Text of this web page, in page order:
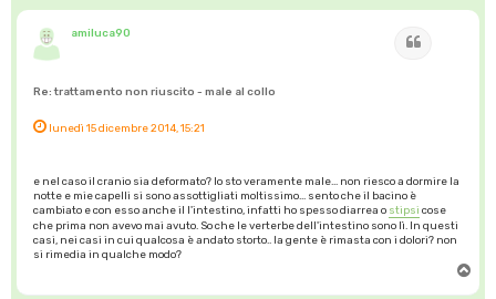
amiluca90
Re: trattamento non riuscito - male al collo
lunedì 15 dicembre 2014, 15:21
e nel caso il cranio sia deformato? Io sto veramente male... non riesco a dormire la
notte e mie capelli si sono assottigliati moltissimo... sento che il bacino è
cambiato e con esso anche il l'intestino, infatti ho spesso diarrea o stipsi cose
che prima non avevo mai avuto. So che le verterbe dell'intestino sono lì. In questi
casi, nei casi in cui qualcosa è andato storto.. la gente è rimasta con i dolori? non
si rimedia in qualche modo?
p